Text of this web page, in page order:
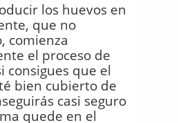
los huevos en
que no
comienza
el proceso de
consigues que el
bien cubierto de
casi seguro
quede en el